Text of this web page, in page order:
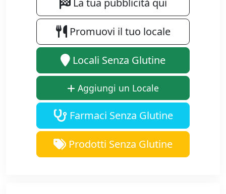
Promuovi il tuo locale
Locali Senza Glutine
Aggiungi un Locale
Farmaci Senza Glutine
Prodotti Senza Glutine